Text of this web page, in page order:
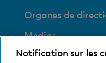
Organes de
Medias
Social et
Notification sur les